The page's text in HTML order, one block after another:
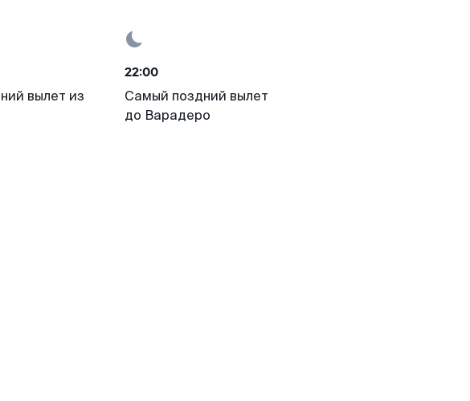
вылет из
22:00
Самый поздний вылет
до Варадеро